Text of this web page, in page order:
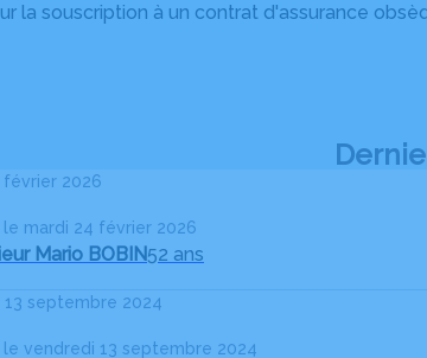
la souscription à un contrat d'assurance
février 2026
le mardi 24 février 2026
Mario BOBIN52 ans
septembre 2024
le vendredi 13 septembre 2024